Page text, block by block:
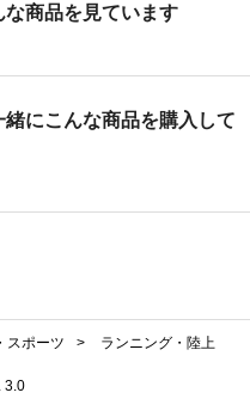
商品を見ています
にこんな商品を購入して
スポーツ >
ランニング・陸上
3.0